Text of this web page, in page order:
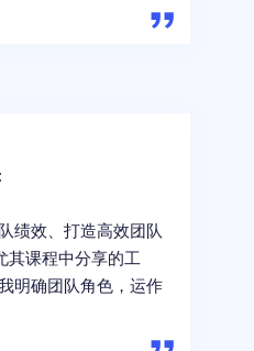
绩效、打造高效团队
其课程中分享的工
明确团队角色，运作